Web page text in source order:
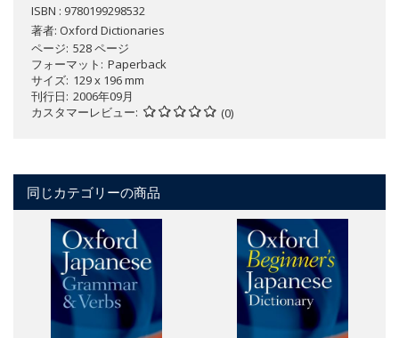
ISBN : 9780199298532
著者: Oxford Dictionaries
ページ 528 ページ
フォーマット
Paperback
サイズ 129 x 196 mm
刊行日 2006年09月
カスタマーレビュー
(0)
同じカテゴリーの商品